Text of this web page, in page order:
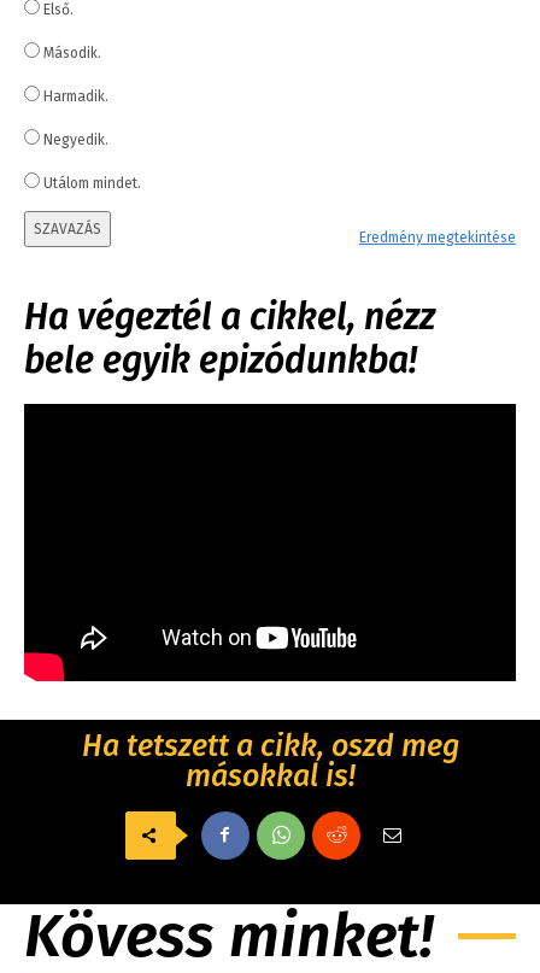
Első.
Második.
Harmadik.
Negyedik.
Utálom mindet.
SZAVAZÁS Eredmény megtekintése
Ha végeztél a cikkel, nézz
bele egyik epizódunkba!
Ha tetszett a cikk, oszd meg
másokkal is!
Kövess minket!